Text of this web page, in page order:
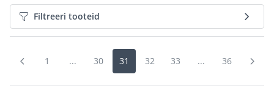
Filtreeri tooteid
1 ... 30 31 32 33 ... 36